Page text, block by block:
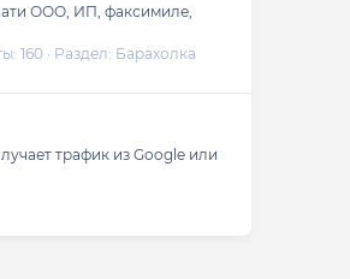
ООО, ИП, факсимиле,
160 Раздел: Барахолка
трафик из Google или